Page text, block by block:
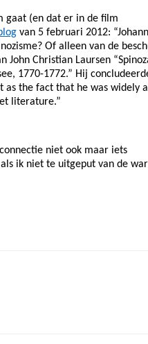
gaat (en dat er in de film
van 5 februari 2012:
Of alleen van de
John Christian Laursen
1770-1772.” Hij
as the fact that he was widely
literature.”
niet ook maar iets
ik niet te uitgeput van de